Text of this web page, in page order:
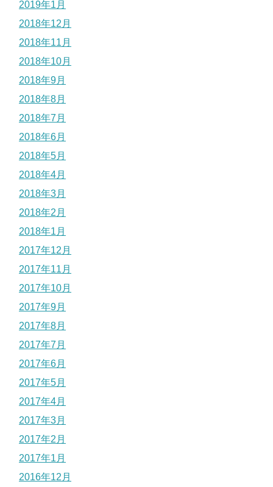
2019年1月
2018年12月
2018年11月
2018年10月
2018年9月
2018年8月
2018年7月
2018年6月
2018年5月
2018年4月
2018年3月
2018年2月
2018年1月
2017年12月
2017年11月
2017年10月
2017年9月
2017年8月
2017年7月
2017年6月
2017年5月
2017年4月
2017年3月
2017年2月
2017年1月
2016年12月